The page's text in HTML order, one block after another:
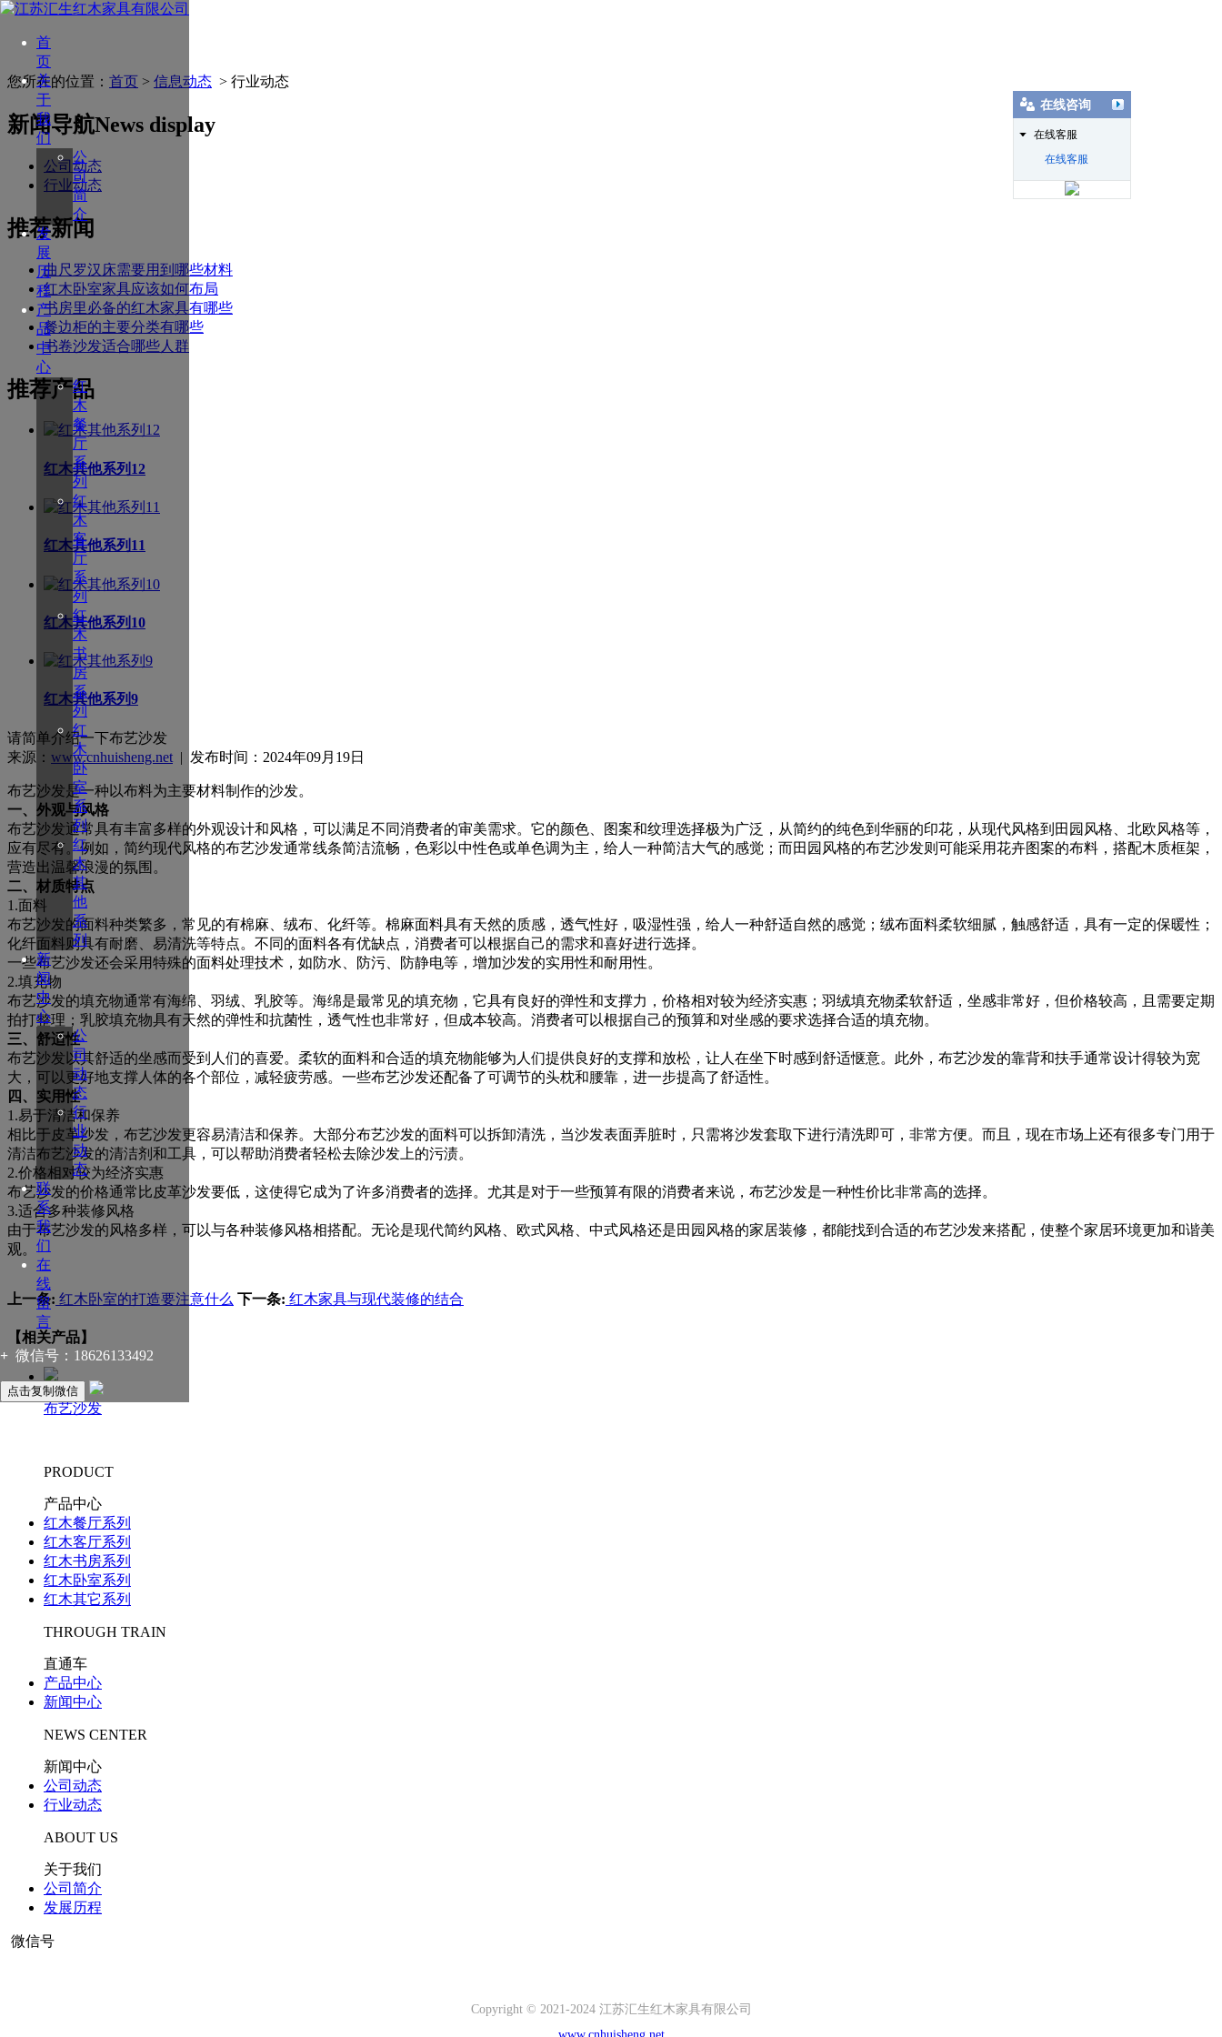
首
页
关
于
我
们
公
司
简
介
发
展
历
程
产
品
中
心
红
木
餐
厅
系
列
红
木
客
厅
系
列
红
木
书
房
系
列
红
木
卧
室
系
列
红
木
其
他
系
列
新
闻
中
心
公
司
动
态
行
业
动
态
联
系
我
们
在
线
留
言
+ 微信号： 18626133492
点击复制微信
您所在的位置： 首页 > 信息动态 > 行业动态
新闻导航News display
公司动态
行业动态
推荐新闻
曲尺罗汉床需要用到哪些材料
红木卧室家具应该如何布局
书房里必备的红木家具有哪些
餐边柜的主要分类有哪些
书卷沙发适合哪些人群
推荐产品
红木其他系列12
红木其他系列11
红木其他系列10
红木其他系列9
请简单介绍一下布艺沙发
来源： www.cnhuisheng.net | 发布时间：2024年09月19日
布艺沙发是一种以布料为主要材料制作的沙发。
一、外观与风格
布艺沙发通常具有丰富多样的外观设计和风格，可以满足不同消费者的审美需求。它的颜色、图案和纹理选择极为广泛，从简约的纯色到华丽的印花，从现代风格到田园风格、北欧风格等，
应有尽有。例如，简约现代风格的布艺沙发通常线条简洁流畅，色彩以中性色或单色调为主，给人一种简洁大气的感觉；而田园风格的布艺沙发则可能采用花卉图案的布料，搭配木质框架，
营造出温馨浪漫的氛围。
二、材质特点
1.面料
布艺沙发的面料种类繁多，常见的有棉麻、绒布、化纤等。棉麻面料具有天然的质感，透气性好，吸湿性强，给人一种舒适自然的感觉；绒布面料柔软细腻，触感舒适，具有一定的保暖性；
化纤面料则具有耐磨、易清洗等特点。不同的面料各有优缺点，消费者可以根据自己的需求和喜好进行选择。
一些布艺沙发还会采用特殊的面料处理技术，如防水、防污、防静电等，增加沙发的实用性和耐用性。
2.填充物
布艺沙发的填充物通常有海绵、羽绒、乳胶等。海绵是最常见的填充物，它具有良好的弹性和支撑力，价格相对较为经济实惠；羽绒填充物柔软舒适，坐感非常好，但价格较高，且需要定期
拍打整理；乳胶填充物具有天然的弹性和抗菌性，透气性也非常好，但成本较高。消费者可以根据自己的预算和对坐感的要求选择合适的填充物。
三、舒适性
布艺沙发以其舒适的坐感而受到人们的喜爱。柔软的面料和合适的填充物能够为人们提供良好的支撑和放松，让人在坐下时感到舒适惬意。此外，布艺沙发的靠背和扶手通常设计得较为宽
大，可以更好地支撑人体的各个部位，减轻疲劳感。一些布艺沙发还配备了可调节的头枕和腰靠，进一步提高了舒适性。
四、实用性
1.易于清洁和保养
相比于皮革沙发，布艺沙发更容易清洁和保养。大部分布艺沙发的面料可以拆卸清洗，当沙发表面弄脏时，只需将沙发套取下进行清洗即可，非常方便。而且，现在市场上还有很多专门用于
清洁布艺沙发的清洁剂和工具，可以帮助消费者轻松去除沙发上的污渍。
2.价格相对较为经济实惠
布艺沙发的价格通常比皮革沙发要低，这使得它成为了许多消费者的选择。尤其是对于一些预算有限的消费者来说，布艺沙发是一种性价比非常高的选择。
3.适合多种装修风格
由于布艺沙发的风格多样，可以与各种装修风格相搭配。无论是现代简约风格、欧式风格、中式风格还是田园风格的家居装修，都能找到合适的布艺沙发来搭配，使整个家居环境更加和谐美
观。
上一条: 红木卧室的打造要注意什么 下一条: 红木家具与现代装修的结合
【相关产品】
布艺沙发
PRODUCT
产品中心
红木餐厅系列
红木客厅系列
红木书房系列
红木卧室系列
红木其它系列
THROUGH TRAIN
直通车
产品中心
新闻中心
NEWS CENTER
新闻中心
公司动态
行业动态
ABOUT US
关于我们
公司简介
发展历程
微信号
Copyright © 2021-2024 江苏汇生红木家具有限公司
在线咨询
在线客服
在线客服